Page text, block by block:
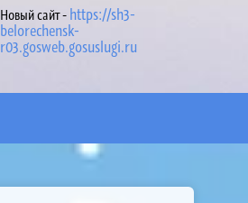
Новый сайт - https://sh3-
belorechensk-
r03.gosweb.gosuslugi.ru